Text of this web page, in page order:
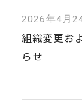
2026年4月
組織変更お
らせ